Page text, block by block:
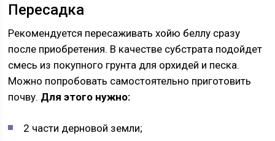
Пересадка
Рекомендуется пересаживать хойю беллу сразу
после приобретения. В качестве субстрата подойдет
смесь из покупного грунта для орхидей и песка.
Можно попробовать самостоятельно приготовить
почву. Для этого нужно:
2 части дерновой земли;